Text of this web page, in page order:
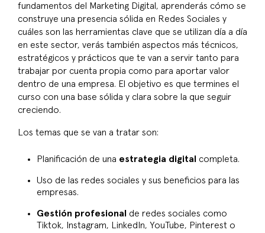
fundamentos del Marketing Digital, aprenderás cómo se
construye una presencia sólida en Redes Sociales y
cuáles son las herramientas clave que se utilizan día a día
en este sector, verás también aspectos más técnicos,
estratégicos y prácticos que te van a servir tanto para
trabajar por cuenta propia como para aportar valor
dentro de una empresa. El objetivo es que termines el
curso con una base sólida y clara sobre la que seguir
creciendo.
Los temas que se van a tratar son:
Planificación de una estrategia digital completa.
Uso de las redes sociales y sus beneficios para las
empresas.
Gestión profesional de redes sociales como
Tiktok, Instagram, LinkedIn, YouTube, Pinterest o